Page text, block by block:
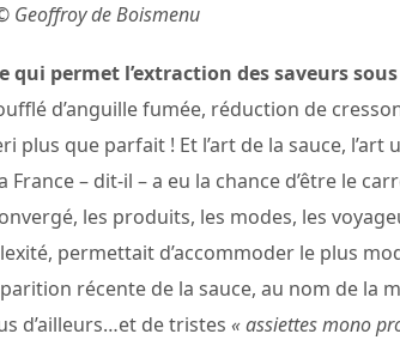
Geoffroy de Boismenu
qui permet l’extraction des saveurs
d’anguille fumée, réduction de
plus que parfait ! Et l’art de la sauce, l’art
France – dit-il – a eu la chance d’être le
les produits, les modes, les
permettait d’accommoder le plus
récente de la sauce, au nom de la
d’ailleurs…et de tristes « assiettes mono